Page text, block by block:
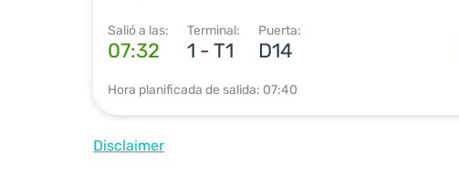
Salió a las:
07:32
Terminal:
1 - T1
Puerta:
D14
Hora planificada de salida: 07:40
Disclaimer